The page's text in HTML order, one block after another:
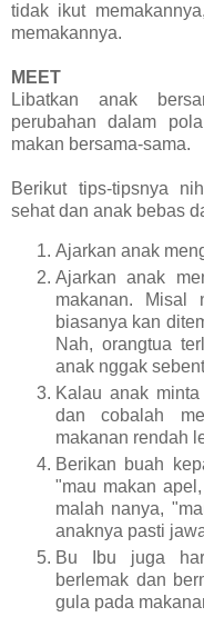
tidak ikut
memakannya.
MEET
Libatkan anak
perubahan dalam
makan bersama-sama.
Berikut tips-tipsnya
sehat dan anak bebas
Ajarkan anak
Ajarkan anak
makanan. Misal
biasanya kan
Nah, orangtua
anak nggak
Kalau anak
dan cobalah
makanan rendah
Berikan buah
"mau makan
malah nanya,
anaknya pasti
Bu Ibu juga
berlemak dan
gula pada